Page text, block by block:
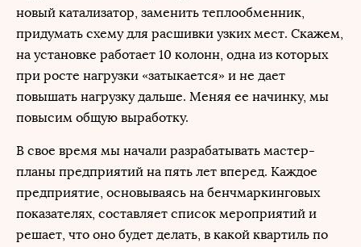
новый катализатор, заменить теплообменник,
придумать схему для расшивки узких мест. Скажем,
на установке работает 10 колонн, одна из которых
при росте нагрузки «затыкается» и не дает
повышать нагрузку дальше. Меняя ее начинку, мы
повысим общую выработку.
В свое время мы начали разрабатывать мастер-
планы предприятий на пять лет вперед. Каждое
предприятие, основываясь на бенчмаркинговых
показателях, составляет список мероприятий и
решает, что оно будет делать, в какой квартиль по